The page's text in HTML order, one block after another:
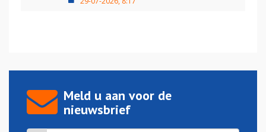
Meld u aan voor de
nieuwsbrief